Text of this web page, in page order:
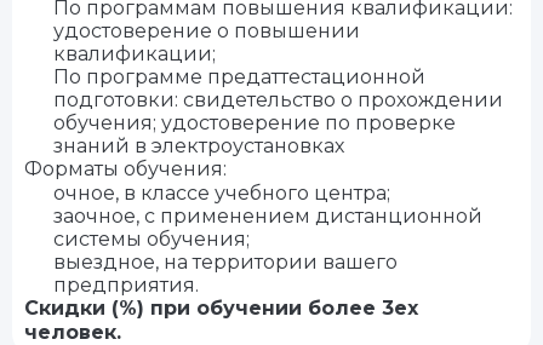
По программам повышения квалификации:
удостоверение о повышении
квалификации;
По программе предаттестационной
подготовки: свидетельство о прохождении
обучения; удостоверение по проверке
знаний в электроустановках
Форматы обучения:
очное, в классе учебного центра;
заочное, с применением дистанционной
системы обучения;
выездное, на территории вашего
предприятия.
Скидки (%) при обучении более 3ех
человек.